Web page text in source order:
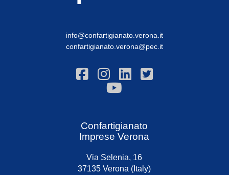
info@confartigianato.verona.it
confartigianato.verona@pec.it
Confartigianato
Imprese Verona
Via Selenia, 16
37135 Verona (Italy)